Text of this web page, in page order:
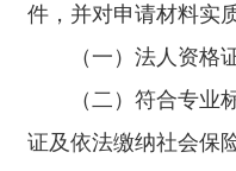
件，并对申请材料实
（一）法人资格证
（二）符合专业标
证及依法缴纳社会保